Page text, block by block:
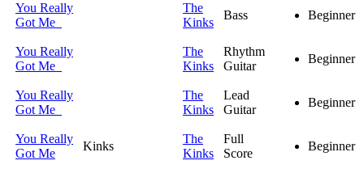
You Really
Got Me
The
Kinks
Bass Beginner
You Really
Got Me
The
Kinks
Rhythm
Guitar
Beginner
You Really
Got Me
The
Kinks
Lead
Guitar
Beginner
You Really
Got Me
Kinks
The
Kinks
Full
Score
Beginner